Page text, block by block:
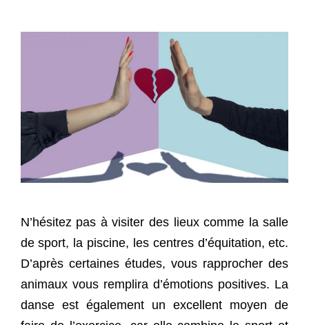
N’hésitez pas à visiter des lieux comme la salle
de sport, la piscine, les centres d’équitation, etc.
D’après certaines études, vous rapprocher des
animaux vous remplira d’émotions positives. La
danse est également un excellent moyen de